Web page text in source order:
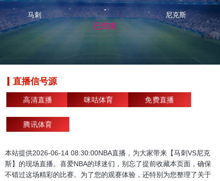
马刺
-
已结束
尼克斯
直播信号源
高清直播 咪咕体育 免费直播
腾讯体育
本站提供2026-06-14 08:30:00NBA直播，为大家带来【马刺VS尼克
斯】的现场直播。喜爱NBA的球迷们，别忘了提前收藏本页面，确保
不错过这场精彩的比赛。为了您的观赛体验，还特别为您整理了关于